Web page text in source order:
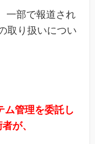
一部で報道され
取り扱いについ
ム管理を委託し
が、